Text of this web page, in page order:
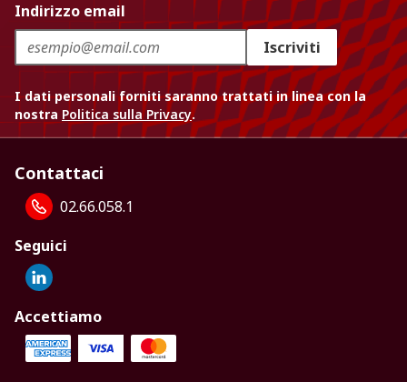
Indirizzo email
Iscriviti
I dati personali forniti saranno trattati in linea con la
nostra Politica sulla Privacy.
Contattaci
02.66.058.1
Seguici
Accettiamo